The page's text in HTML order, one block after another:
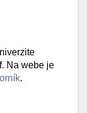
Na webe je
.